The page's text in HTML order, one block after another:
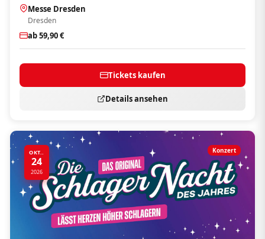
Messe Dresden
Dresden
ab 59,90 €
Tickets kaufen
Details ansehen
OKT..
24
2026
Konzert